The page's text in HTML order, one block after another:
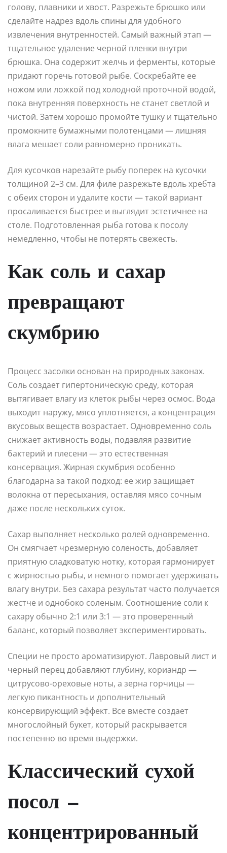
голову, плавники и хвост. Разрежьте брюшко или
сделайте надрез вдоль спины для удобного
извлечения внутренностей. Самый важный этап —
тщательное удаление черной пленки внутри
брюшка. Она содержит желчь и ферменты, которые
придают горечь готовой рыбе. Соскребайте ее
ножом или ложкой под холодной проточной водой,
пока внутренняя поверхность не станет светлой и
чистой. Затем хорошо промойте тушку и тщательно
промокните бумажными полотенцами — лишняя
влага мешает соли равномерно проникать.
Для кусочков нарезайте рыбу поперек на кусочки
толщиной 2–3 см. Для филе разрежьте вдоль хребта
с обеих сторон и удалите кости — такой вариант
просаливается быстрее и выглядит эстетичнее на
столе. Подготовленная рыба готова к посолу
немедленно, чтобы не потерять свежесть.
Как соль и сахар
превращают
скумбрию
Процесс засолки основан на природных законах.
Соль создает гипертоническую среду, которая
вытягивает влагу из клеток рыбы через осмос. Вода
выходит наружу, мясо уплотняется, а концентрация
вкусовых веществ возрастает. Одновременно соль
снижает активность воды, подавляя развитие
бактерий и плесени — это естественная
консервация. Жирная скумбрия особенно
благодарна за такой подход: ее жир защищает
волокна от пересыхания, оставляя мясо сочным
даже после нескольких суток.
Сахар выполняет несколько ролей одновременно.
Он смягчает чрезмерную соленость, добавляет
приятную сладковатую нотку, которая гармонирует
с жирностью рыбы, и немного помогает удерживать
влагу внутри. Без сахара результат часто получается
жестче и однобоко соленым. Соотношение соли к
сахару обычно 2:1 или 3:1 — это проверенный
баланс, который позволяет экспериментировать.
Специи не просто ароматизируют. Лавровый лист и
черный перец добавляют глубину, кориандр —
цитрусово-ореховые ноты, а зерна горчицы —
легкую пикантность и дополнительный
консервирующий эффект. Все вместе создает
многослойный букет, который раскрывается
постепенно во время выдержки.
Классический сухой
посол —
концентрированный